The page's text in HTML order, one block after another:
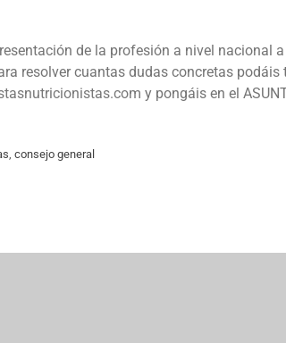
de la profesión a nivel nacional
resolver cuantas dudas concretas podáis
y pongáis en el
, consejo general